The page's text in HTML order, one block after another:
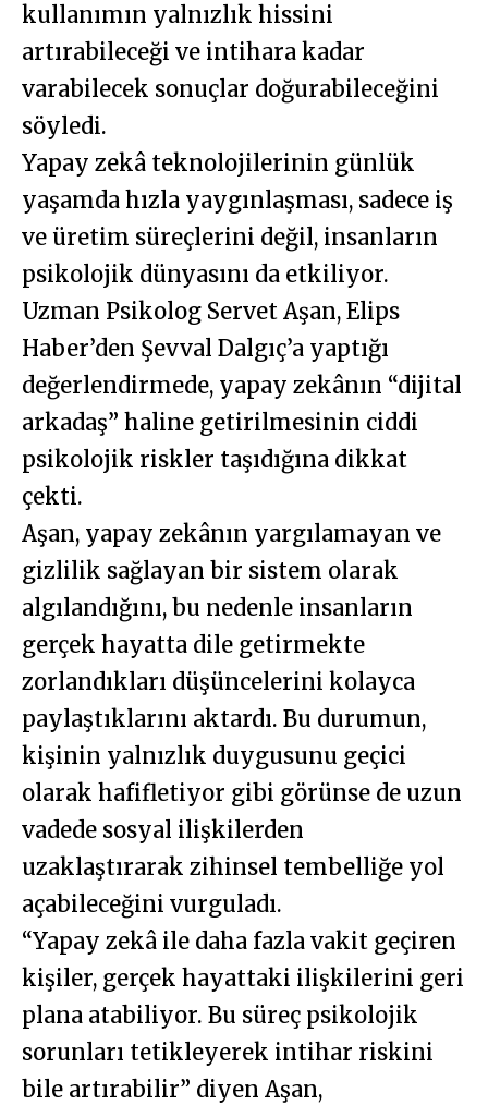
kullanımın yalnızlık hissini
artırabileceği ve intihara kadar
varabilecek sonuçlar doğurabileceğini
söyledi.
Yapay zekâ teknolojilerinin günlük
yaşamda hızla yaygınlaşması, sadece iş
ve üretim süreçlerini değil, insanların
psikolojik dünyasını da etkiliyor.
Uzman Psikolog Servet Aşan, Elips
Haber’den Şevval Dalgıç’a yaptığı
değerlendirmede, yapay zekânın “dijital
arkadaş” haline getirilmesinin ciddi
psikolojik riskler taşıdığına dikkat
çekti.
Aşan, yapay zekânın yargılamayan ve
gizlilik sağlayan bir sistem olarak
algılandığını, bu nedenle insanların
gerçek hayatta dile getirmekte
zorlandıkları düşüncelerini kolayca
paylaştıklarını aktardı. Bu durumun,
kişinin yalnızlık duygusunu geçici
olarak hafifletiyor gibi görünse de uzun
vadede sosyal ilişkilerden
uzaklaştırarak zihinsel tembelliğe yol
açabileceğini vurguladı.
“Yapay zekâ ile daha fazla vakit geçiren
kişiler, gerçek hayattaki ilişkilerini geri
plana atabiliyor. Bu süreç psikolojik
sorunları tetikleyerek intihar riskini
bile artırabilir” diyen Aşan,